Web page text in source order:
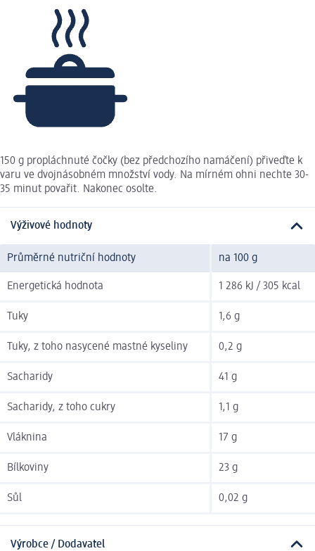
150 g propláchnuté čočky (bez předchozího namáčení) přiveďte k
varu ve dvojnásobném množství vody. Na mírném ohni nechte 30-
35 minut povařit. Nakonec osolte.
Výživové hodnoty
Průměrné nutriční hodnoty na 100 g
Energetická hodnota 1 286 kJ / 305 kcal
Tuky 1,6 g
Tuky, z toho nasycené mastné kyseliny 0,2 g
Sacharidy 41 g
Sacharidy, z toho cukry 1,1 g
Vláknina 17 g
Bílkoviny 23 g
Sůl 0,02 g
Výrobce / Dodavatel